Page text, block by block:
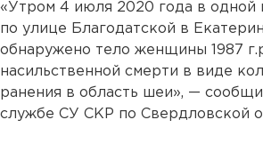
«Утром 4 июля 2020 года в одной
по улице Благодатской в
обнаружено тело женщины 1987
насильственной смерти в виде
ранения в область шеи», —
службе СУ СКР по Свердловской